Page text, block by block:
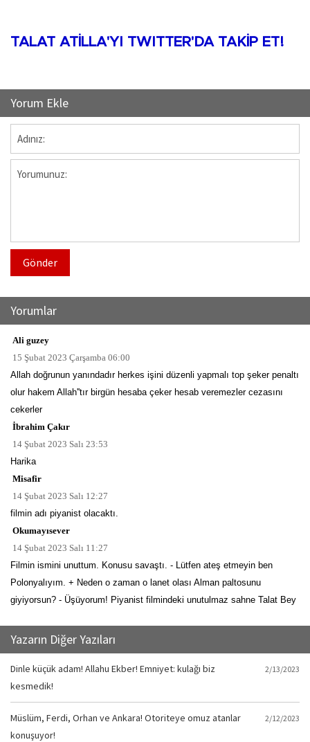
TALAT ATİLLA'YI TWITTER'DA TAKİP ET!
Yorum Ekle
Gönder
Yorumlar
Ali guzey
15 Şubat 2023 Çarşamba 06:00
Allah doğrunun yanındadır herkes işini düzenli yapmalı top şeker penaltı
olur hakem Allah''tır birgün hesaba çeker hesab veremezler cezasını
cekerler
İbrahim Çakır
14 Şubat 2023 Salı 23:53
Harika
Misafir
14 Şubat 2023 Salı 12:27
filmin adı piyanist olacaktı.
Okumayısever
14 Şubat 2023 Salı 11:27
Filmin ismini unuttum. Konusu savaştı. - Lütfen ateş etmeyin ben
Polonyalıyım. + Neden o zaman o lanet olası Alman paltosunu
giyiyorsun? - Üşüyorum! Piyanist filmindeki unutulmaz sahne Talat Bey
Yazarın Diğer Yazıları
Dinle küçük adam! Allahu Ekber! Emniyet: kulağı biz
kesmedik!
2/13/2023
Müslüm, Ferdi, Orhan ve Ankara! Otoriteye omuz atanlar
konuşuyor!
2/12/2023